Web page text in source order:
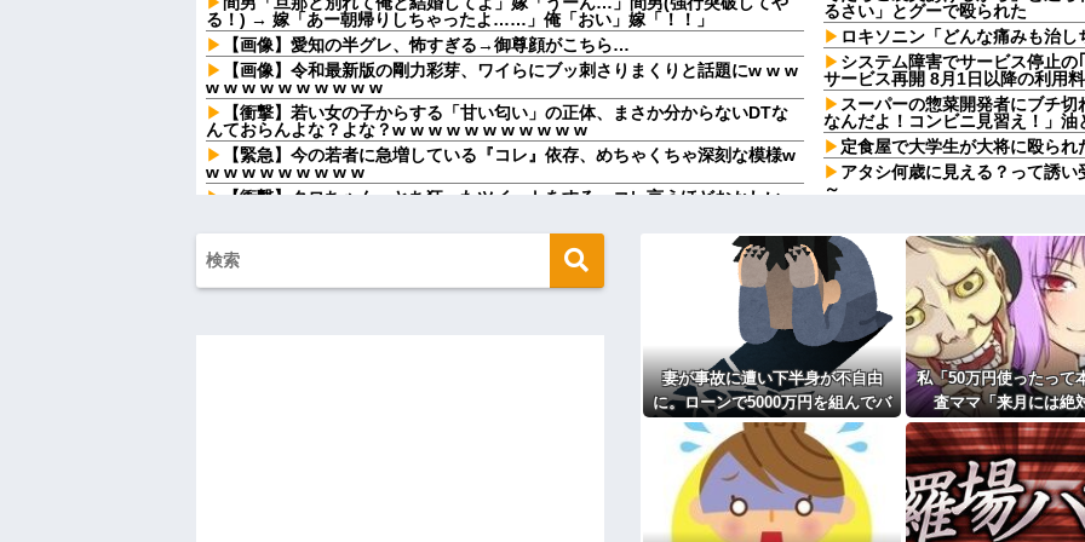
る！) → 嫁「あー朝帰りしちゃったよ……」俺「おい」嫁「！！」
【画像】愛知の半グレ、怖すぎる→御尊顔がこちら…
【画像】令和最新版の剛力彩芽、ワイらにブッ刺さりまくりと話題にw w w
w w w w w w w w w w
【衝撃】若い女の子からする「甘い匂い」の正体、まさか分からないDTな
んておらんよな？よな？w w w w w w w w w w w
【緊急】今の若者に急増している『コレ』依存、めちゃくちゃ深刻な模様w
w w w w w w w w w
【衝撃】クロちゃん、とち狂ったツイートをする←コレ言うほどおかしい
ラーメン屋にて。店員「30分ほどお待ちいただく事になります」友人「あ、
じゃあいいです」→店を出た友人「ラーメン店Aに行こう」俺「え？」→その
店...
２年付き合ってる彼女がいるんだが、妊娠したので生まれる前に籍を入れた
キックボクシング経験者の新人君に頼んで尻を蹴ってもらった。その時は平
母「ルタオって本当に美味しかったのよ」私「お取り寄せしたの？」→返っ
【緊急】俺の友人の離婚が決定したんだがちょっと困ってることがある
私の友達の旦那が新入社員の子とウワキした。そんな旦那とウワキ相手、両
【結婚式当日に】 義妹の不倫を暴露した私。でも旦那が援助したいと言い出
ハードオフに売っていた4万4000円のフィギュアがヤバすぎるｗｗｗｗｗｗ
るさい」とグーで殴られた
ロキソニン「どんな痛みも治
システム障害でサービス停止の
サービス再開 8月1日以降の利用
スーパーの惣菜開発者にブチ
なんだよ！コンビニ見習え！」
定食屋で大学生が大将に殴ら
アタシ何歳に見える？って誘
～
を利かせた結果が裏目に出すぎて
男性の好きなファッション
二週間前に拾った迷い猫(2ヶ月
が【再】
【戦慄】山で洒落にならない
今は彼氏もいないよ、と言っ
と言われた
嫁の料理がクソまずい。昨日
飯だけ・・・
高校生がうちの車に傷をつけ
謝ってくれた。夫「その程度の
おかしい」←は！？
主な税金の成り立ちを調べてみ
妻が事故に遭い下半身が不自由
に。ローンで5000万円を組んでバ
リアフリーの家を建てた。だが俺
には作戦があった
私「50万円使ったって
査ママ「来月には絶
ら…」→約束を信じて
果、警察に通報するこ